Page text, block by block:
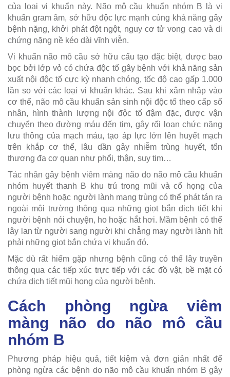
của loại vi khuẩn này. Não mô cầu khuẩn nhóm B là vi
khuẩn gram âm, sở hữu độc lực mạnh cùng khả năng gây
bệnh nặng, khởi phát đột ngột, nguy cơ tử vong cao và di
chứng nặng nề kéo dài vĩnh viễn.
Vi khuẩn não mô cầu sở hữu cấu tạo đặc biệt, được bao
bọc bởi lớp vỏ có chứa độc tố gây bệnh với khả năng sản
xuất nội độc tố cực kỳ nhanh chóng, tốc độ cao gấp 1.000
lần so với các loại vi khuẩn khác. Sau khi xâm nhập vào
cơ thể, não mô cầu khuẩn sản sinh nội độc tố theo cấp số
nhân, hình thành lượng nội độc tố đậm đặc, được vận
chuyển theo đường máu đến tim, gây rối loạn chức năng
lưu thông của mạch máu, tạo áp lực lớn lên huyết mạch
trên khắp cơ thể, lâu dần gây nhiễm trùng huyết, tổn
thương đa cơ quan như phổi, thận, suy tim…
Tác nhân gây bệnh viêm màng não do não mô cầu khuẩn
nhóm huyết thanh B khu trú trong mũi và cổ họng của
người bệnh hoặc người lành mang trùng có thể phát tán ra
ngoài môi trường thông qua những giọt bắn dịch tiết khi
người bệnh nói chuyện, ho hoặc hắt hơi. Mầm bệnh có thể
lây lan từ người sang người khi chẳng may người lành hít
phải những giọt bắn chứa vi khuẩn đó.
Mặc dù rất hiếm gặp nhưng bệnh cũng có thể lây truyền
thông qua các tiếp xúc trực tiếp với các đồ vật, bề mặt có
chứa dịch tiết mũi họng của người bệnh.
Cách phòng ngừa viêm
màng não do não mô cầu
nhóm B
Phương pháp hiệu quả, tiết kiệm và đơn giản nhất để
phòng ngừa các bệnh do não mô cầu khuẩn nhóm B gây